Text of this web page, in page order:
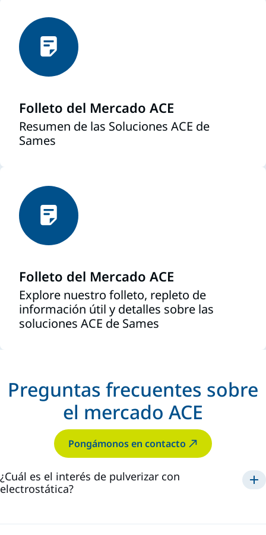
Folleto del Mercado ACE
Resumen de las Soluciones ACE de
Sames
Folleto del Mercado ACE
Explore nuestro folleto, repleto de
información útil y detalles sobre las
soluciones ACE de Sames
Preguntas frecuentes sobre
el mercado ACE
Pongámonos en contacto
¿Cuál es el interés de pulverizar con
electrostática?